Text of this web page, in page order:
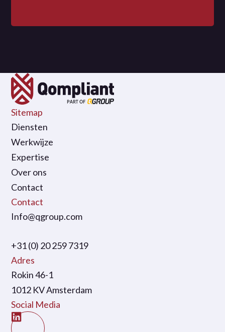
Sitemap
Diensten
Werkwijze
Expertise
Over ons
Contact
Contact
Info@qgroup.com
+31 (0) 20 259 7319
Adres
Rokin 46-1
1012 KV Amsterdam
Social Media